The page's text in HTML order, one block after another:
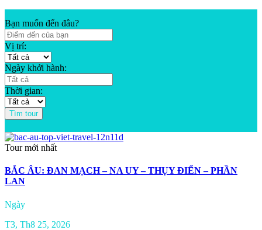
Bạn muốn đến đâu?
Vị trí:
Ngày khởi hành:
Thời gian:
Tìm tour
Tour mới nhất
BẮC ÂU: ĐAN MẠCH – NA UY – THỤY ĐIỂN – PHẦN
LAN
Ngày
T3, Th8 25, 2026